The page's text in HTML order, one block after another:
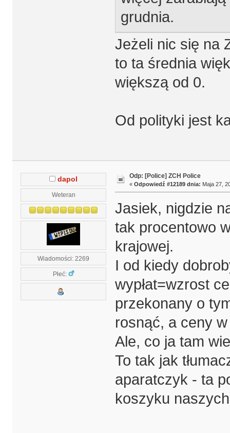
grudnia.
Jeżeli nic się na
to ta średnia
większą od 0.
Od polityki jest
dapol
Weteran
Wiadomości: 2269
Płeć:
Odp: [Police] ZCH Police
« Odpowiedź #12189 dnia: Maja 27,
Jasiek, nigdzie
tak procentowo
krajowej.
I od kiedy
wypłat=wzrost
przekonany o
rosnąć, a ceny
Ale, co ja tam
To tak jak
aparatczyk - ta
koszyku